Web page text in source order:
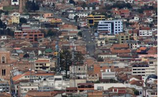
SAINT-GOBAIN IMPTEK – XI CONVENCIÓN